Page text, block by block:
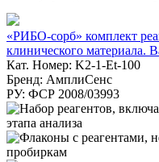
«РИБО-сорб» комплект
клинического материала.
Кат. Номер: K2-1-Et-100
Бренд: АмплиСенс
РУ: ФСР 2008/03993